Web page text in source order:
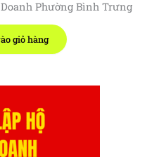
Phường Bình Trưng
giỏ hàng